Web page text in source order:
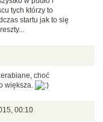
tych którzy to
startu jak to się
choć
większa.
00:10